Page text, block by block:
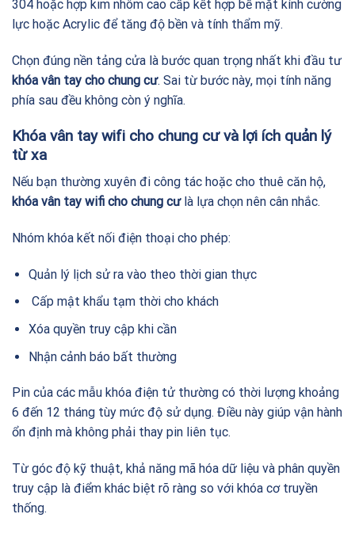
304 hoặc hợp kim nhôm cao cấp kết hợp bề mặt kính cường
lực hoặc Acrylic để tăng độ bền và tính thẩm mỹ.
Chọn đúng nền tảng cửa là bước quan trọng nhất khi đầu tư
khóa vân tay cho chung cư. Sai từ bước này, mọi tính năng
phía sau đều không còn ý nghĩa.
Khóa vân tay wifi cho chung cư và lợi ích quản lý
từ xa
Nếu bạn thường xuyên đi công tác hoặc cho thuê căn hộ,
khóa vân tay wifi cho chung cưlà lựa chọn nên cân nhắc.
Nhóm khóa kết nối điện thoại cho phép:
Quản lý lịch sử ra vào theo thời gian thực
Cấp mật khẩu tạm thời cho khách
Xóa quyền truy cập khi cần
Nhận cảnh báo bất thường
Pin của các mẫu khóa điện tử thường có thời lượng khoảng
6 đến 12 tháng tùy mức độ sử dụng. Điều này giúp vận hành
ổn định mà không phải thay pin liên tục.
Từ góc độ kỹ thuật, khả năng mã hóa dữ liệu và phân quyền
truy cập là điểm khác biệt rõ ràng so với khóa cơ truyền
thống.